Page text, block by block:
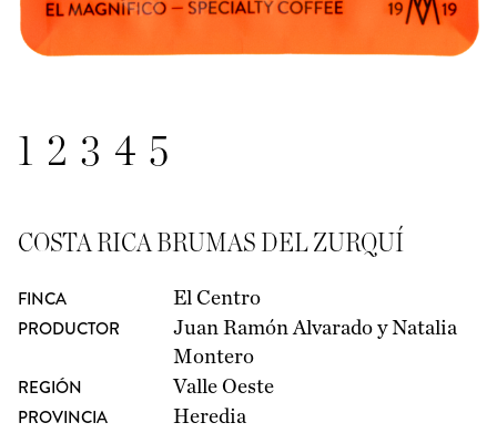
1 2 3 4 5
COSTA RICA BRUMAS DEL ZURQUÍ
FINCA El Centro
PRODUCTOR
Juan Ramón Alvarado y Natalia
Montero
REGIÓN Valle Oeste
PROVINCIA Heredia